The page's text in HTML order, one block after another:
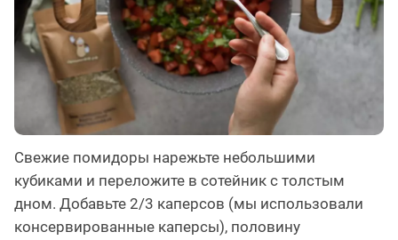
Свежие помидоры нарежьте небольшими
кубиками и переложите в сотейник с толстым
дном. Добавьте 2/3 каперсов (мы использовали
консервированные каперсы), половину